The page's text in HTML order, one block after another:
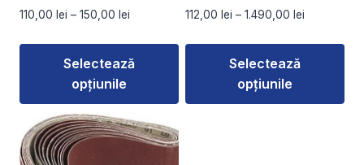
110,00 lei – 150,00 lei
prețuri:
110,00 lei
150,00 lei
Selectează
opțiunile
Acest
produs
are
112,00 lei – 1.490,00 lei
prețuri:
Selectează
opțiunile